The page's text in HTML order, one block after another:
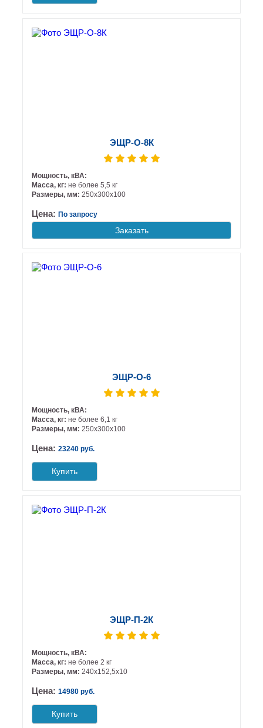
ЭЩР-О-8К
Мощность, кВА:
Масса, кг: не более 5,5 кг
Размеры, мм: 250х300х100
Цена: По запросу
Заказать
ЭЩР-О-6
Мощность, кВА:
Масса, кг: не более 6,1 кг
Размеры, мм: 250х300х100
Цена: 23240 руб.
Купить
ЭЩР-П-2К
Мощность, кВА:
Масса, кг: не более 2 кг
Размеры, мм: 240х152,5х10
Цена: 14980 руб.
Купить